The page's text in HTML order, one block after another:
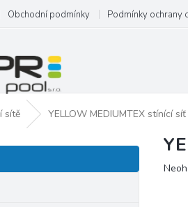
Obchodní podmínky Podmínky ochrany
sítě YELLOW MEDIUMTEX stínící